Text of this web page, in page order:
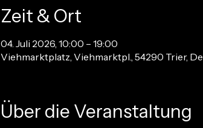
Zeit & Ort
04. Juli 2026, 10:00 – 19:00
Viehmarktplatz, Viehmarktpl., 54290 Trier,
Über die Veranstaltung